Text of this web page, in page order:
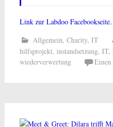
Link zur Labdoo
Allgemein, Charity, IT
hilfsprojekt, instandsetzung, IT,
wiederverwertung
Einen